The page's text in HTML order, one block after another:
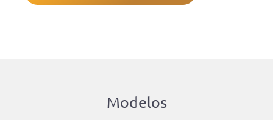
Modelos